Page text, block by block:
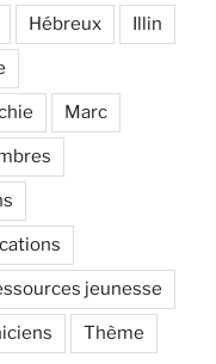
Hébreux Illin
Marc
jeunesse
Thème